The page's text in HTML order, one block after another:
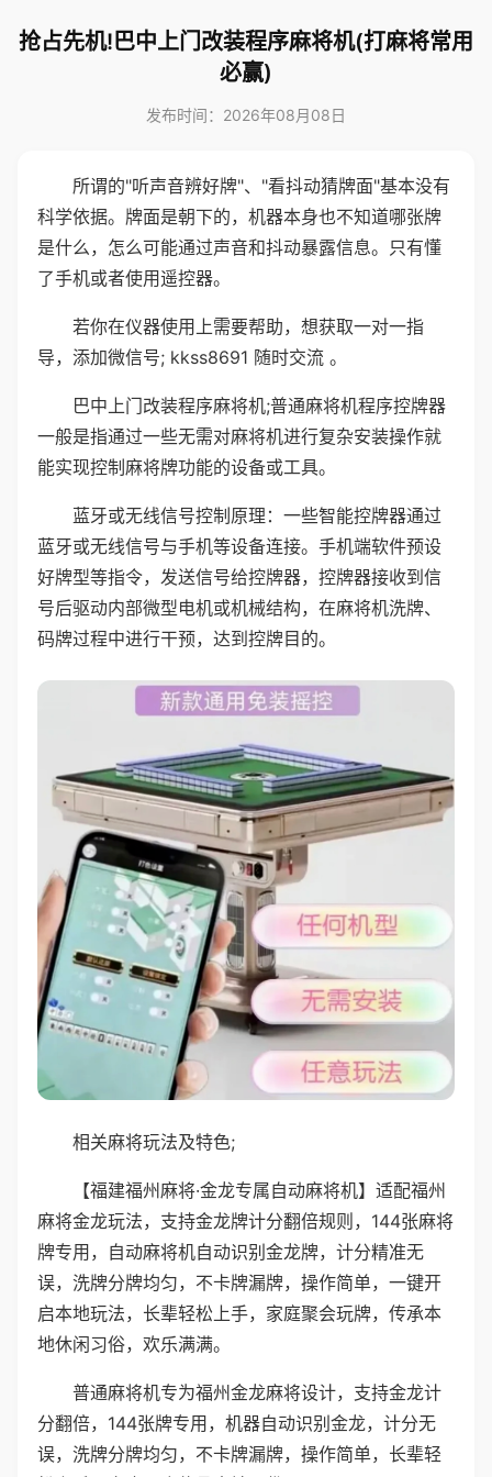
抢占先机!巴中上门改装程序麻将机(打麻将常用
必赢)
发布时间：2026年08月08日
所谓的"听声音辨好牌"、"看抖动猜牌面"基本没有
科学依据。牌面是朝下的，机器本身也不知道哪张牌
是什么，怎么可能通过声音和抖动暴露信息。只有懂
了手机或者使用遥控器。
若你在仪器使用上需要帮助，想获取一对一指
导，添加微信号; kkss8691 随时交流 。
巴中上门改装程序麻将机;普通麻将机程序控牌器
一般是指通过一些无需对麻将机进行复杂安装操作就
能实现控制麻将牌功能的设备或工具。
蓝牙或无线信号控制原理：一些智能控牌器通过
蓝牙或无线信号与手机等设备连接。手机端软件预设
好牌型等指令，发送信号给控牌器，控牌器接收到信
号后驱动内部微型电机或机械结构，在麻将机洗牌、
码牌过程中进行干预，达到控牌目的。
相关麻将玩法及特色;
【福建福州麻将·金龙专属自动麻将机】适配福州
麻将金龙玩法，支持金龙牌计分翻倍规则，144张麻将
牌专用，自动麻将机自动识别金龙牌，计分精准无
误，洗牌分牌均匀，不卡牌漏牌，操作简单，一键开
启本地玩法，长辈轻松上手，家庭聚会玩牌，传承本
地休闲习俗，欢乐满满。
普通麻将机专为福州金龙麻将设计，支持金龙计
分翻倍，144张牌专用，机器自动识别金龙，计分无
误，洗牌分牌均匀，不卡牌漏牌，操作简单，长辈轻